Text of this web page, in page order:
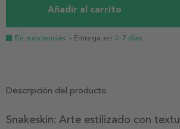
Añadir al carrito
En existencias - Entrega en 3-7 días
Descripción del producto
Snakeskin: Arte estilizado con